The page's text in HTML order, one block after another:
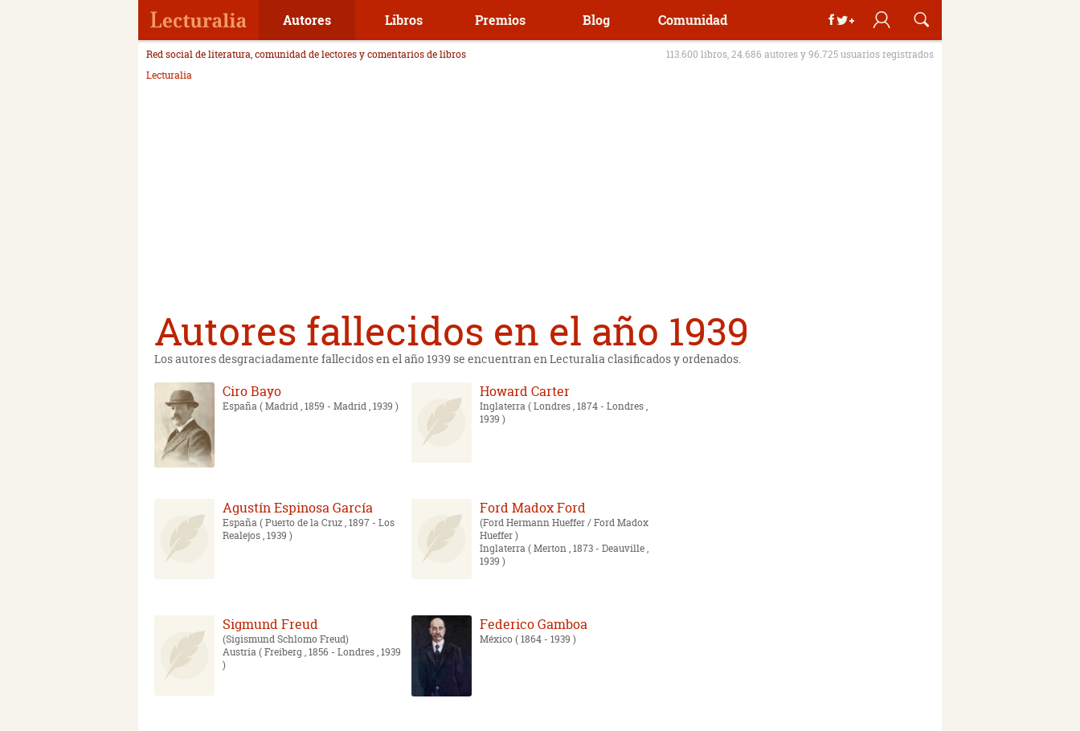
Autores Libros Premios Blog Comunidad
Red social de literatura, comunidad de lectores y comentarios de libros
113.600 libros, 24.686 autores y 96.725 usuarios registrados
Lecturalia
Autores fallecidos en el año 1939
Los autores desgraciadamente fallecidos en el año 1939 se encuentran en Lecturalia clasificados y ordenados.
Ciro Bayo
España( Madrid , 1859 - Madrid , 1939 )
Howard Carter
Inglaterra( Londres , 1874 - Londres ,
1939 )
Agustín Espinosa García
España( Puerto de la Cruz , 1897 - Los
Realejos , 1939 )
Ford Madox Ford
Ford Hermann Hueffer / Ford Madox
Hueffer
Inglaterra( Merton , 1873 - Deauville ,
1939 )
Sigmund Freud
Sigismund Schlomo Freud
Austria( Freiberg , 1856 - Londres , 1939
)
Federico Gamboa
México( 1864 - 1939 )